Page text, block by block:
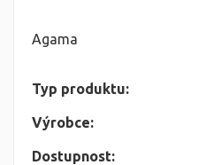
Agama
Typ produktu:
Výrobce:
Dostupnost: